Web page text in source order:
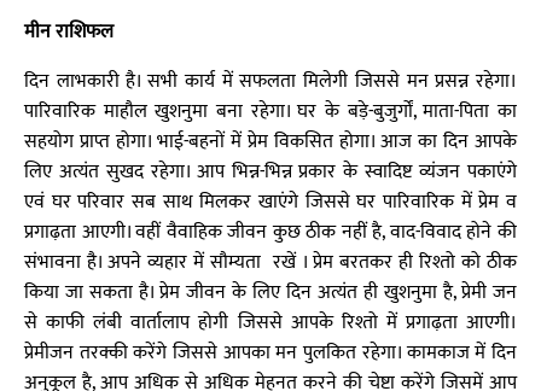
मीन राशिफल
दिन लाभकारी है। सभी कार्य में सफलता मिलेगी जिससे मन प्रसन्न रहेगा।
पारिवारिक माहौल खुशनुमा बना रहेगा। घर के बड़े-बुजुर्गों, माता-पिता का
सहयोग प्राप्त होगा। भाई-बहनों में प्रेम विकसित होगा। आज का दिन आपके
लिए अत्यंत सुखद रहेगा। आप भिन्न-भिन्न प्रकार के स्वादिष्ट व्यंजन पकाएंगे
एवं घर परिवार सब साथ मिलकर खाएंगे जिससे घर पारिवारिक में प्रेम व
प्रगाढ़ता आएगी। वहीं वैवाहिक जीवन कुछ ठीक नहीं है, वाद-विवाद होने की
संभावना है। अपने व्यहार में सौम्यता रखें । प्रेम बरतकर ही रिश्तो को ठीक
किया जा सकता है। प्रेम जीवन के लिए दिन अत्यंत ही खुशनुमा है, प्रेमी जन
से काफी लंबी वार्तालाप होगी जिससे आपके रिश्तो में प्रगाढ़ता आएगी।
प्रेमीजन तरक्की करेंगे जिससे आपका मन पुलकित रहेगा। कामकाज में दिन
अनुकूल है, आप अधिक से अधिक मेहनत करने की चेष्टा करेंगे जिसमें आप